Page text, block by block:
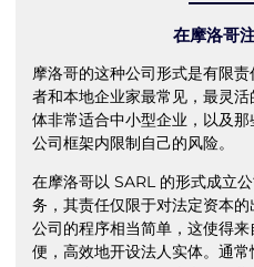
在摩洛哥
摩洛哥的这种公司形式是有限
者和本地企业家最常见，最灵
体非常适合中小型企业，以及
公司框架内限制自己的风险。
在摩洛哥以 SARL 的形式成立
务，其责任仅限于对法定资本
公司的程序相当简单，这使得
便，高效地开设法人实体。通